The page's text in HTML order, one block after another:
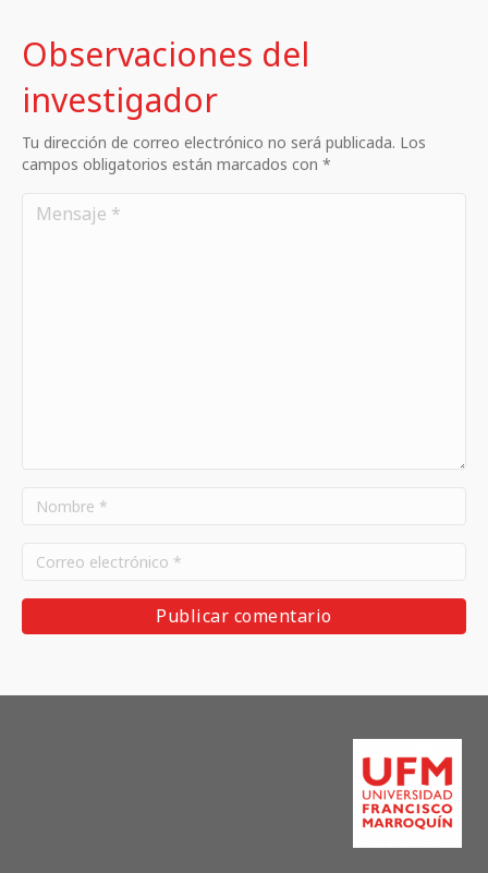
Observaciones del
investigador
Tu dirección de correo electrónico no será publicada. Los
campos obligatorios están marcados con *